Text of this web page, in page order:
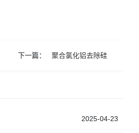
下一篇： 聚合氯化铝去除硅
2025-04-23